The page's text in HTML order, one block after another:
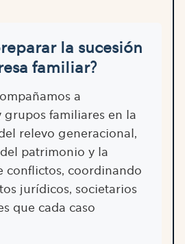
la sucesión
familiar?
a
grupos familiares en la
relevo generacional,
patrimonio y la
conflictos, coordinando
jurídicos, societarios
que cada caso